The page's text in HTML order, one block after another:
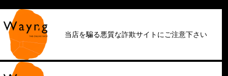
当店を騙る悪質な詐欺サイトにご注意下さい